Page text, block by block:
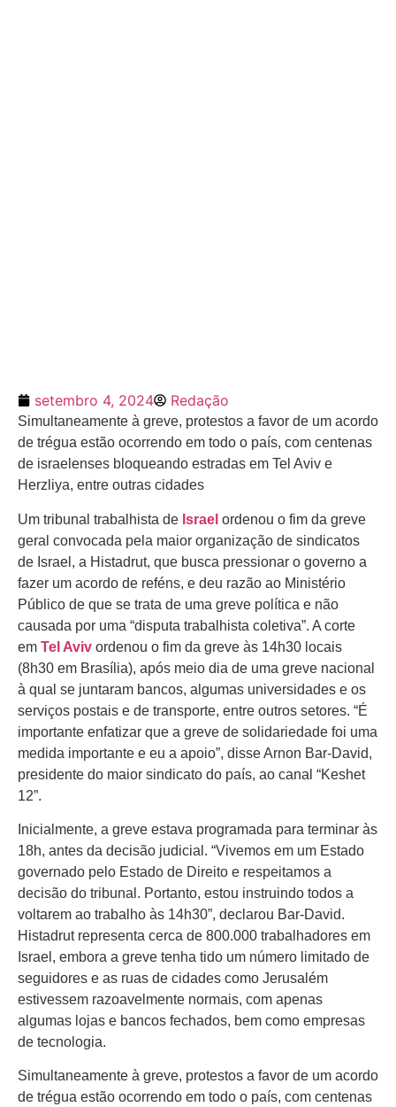
setembro 4, 2024 Redação
Simultaneamente à greve, protestos a favor de um acordo
de trégua estão ocorrendo em todo o país, com centenas
de israelenses bloqueando estradas em Tel Aviv e
Herzliya, entre outras cidades
Um tribunal trabalhista de Israel ordenou o fim da greve
geral convocada pela maior organização de sindicatos
de Israel, a Histadrut, que busca pressionar o governo a
fazer um acordo de reféns, e deu razão ao Ministério
Público de que se trata de uma greve política e não
causada por uma “disputa trabalhista coletiva”. A corte
em Tel Aviv ordenou o fim da greve às 14h30 locais
(8h30 em Brasília), após meio dia de uma greve nacional
à qual se juntaram bancos, algumas universidades e os
serviços postais e de transporte, entre outros setores. “É
importante enfatizar que a greve de solidariedade foi uma
medida importante e eu a apoio”, disse Arnon Bar-David,
presidente do maior sindicato do país, ao canal “Keshet
12”.
Inicialmente, a greve estava programada para terminar às
18h, antes da decisão judicial. “Vivemos em um Estado
governado pelo Estado de Direito e respeitamos a
decisão do tribunal. Portanto, estou instruindo todos a
voltarem ao trabalho às 14h30”, declarou Bar-David.
Histadrut representa cerca de 800.000 trabalhadores em
Israel, embora a greve tenha tido um número limitado de
seguidores e as ruas de cidades como Jerusalém
estivessem razoavelmente normais, com apenas
algumas lojas e bancos fechados, bem como empresas
de tecnologia.
Simultaneamente à greve, protestos a favor de um acordo
de trégua estão ocorrendo em todo o país, com centenas